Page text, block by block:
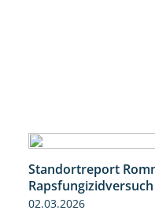
Standortreport
Rapsfungizidversuch
02.03.2026